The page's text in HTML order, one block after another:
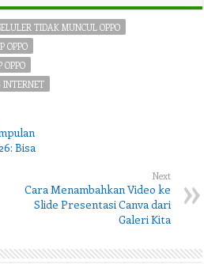
TIDAK MUNCUL OPPO
OPPO
INTERNET
Bisa
Next
Cara Menambahkan Video ke
Slide Presentasi Canva dari
Galeri Kita